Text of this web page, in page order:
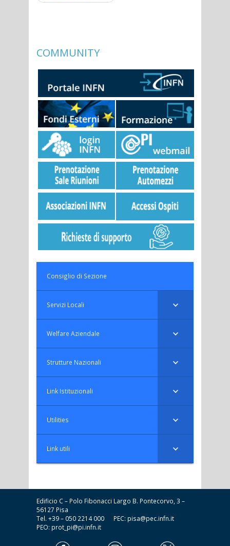
COMMUNITY
Consiglio di Sezione
Servizi Locali
Welfare Aziendale
Strutture Nazionali
Link Istituzionali
Utilities
Link utili
Edificio C – Polo Fibonacci Largo B. Pontecorvo, 3 –
56127 Pisa
Tel. +39 – 050 2214 000 PEC: pisa@pec.infn.it
PEO: prot_pi@pi.infn.it